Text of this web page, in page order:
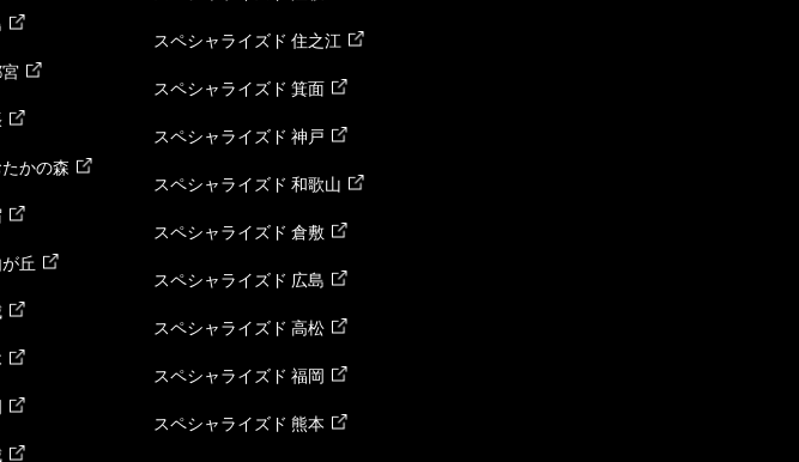
かの森
丘
スペシャライズド 住之江
スペシャライズド 箕面
スペシャライズド 神戸
スペシャライズド 和歌山
スペシャライズド 倉敷
スペシャライズド 広島
スペシャライズド 高松
スペシャライズド 福岡
スペシャライズド 熊本